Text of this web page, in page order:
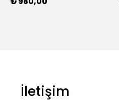
İletişim